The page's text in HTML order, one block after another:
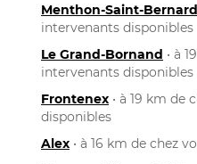
Menthon-Saint-Bernard
intervenants disponibles
Le Grand-Bornand • à
intervenants disponibles
Frontenex • à 19 km de
disponibles
Alex • à 16 km de chez